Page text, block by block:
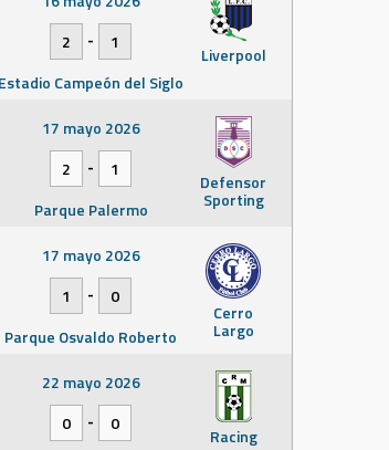
Liverpool
2
-
1
Estadio Campeón del Siglo
Defensor
Sporting
17 mayo 2026
2
-
1
Parque Palermo
Cerro
Largo
17 mayo 2026
1
-
0
Parque Osvaldo Roberto
Racing
22 mayo 2026
0
-
0